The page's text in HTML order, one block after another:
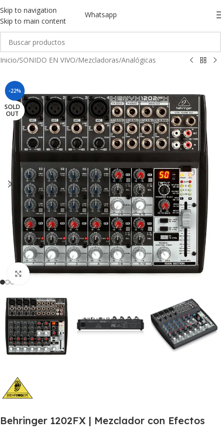
Skip to navigation
Skip to main content
Whatsapp
Inicio/SONIDO EN VIVO/Mezcladoras/Analógicas
-22%
SOLD
OUT
Click to enlarge
Behringer 1202FX | Mezclador con Efectos